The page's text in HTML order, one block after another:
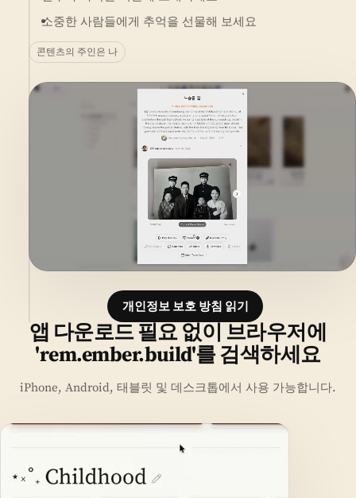
소중한 사람들에게 추억을 선물해 보세요
콘텐츠의 주인은 나
개인정보 보호 방침 읽기
앱 다운로드 필요 없이 브라우저에
'rem.ember.build'를 검색하세요
iPhone, Android, 태블릿 및 데스크톱에서 사용 가능합니다.